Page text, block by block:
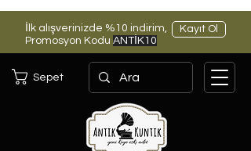
İlk alışverinizde %10 indirim,
Promosyon Kodu ANTİK10
Kayıt Ol
Sepet